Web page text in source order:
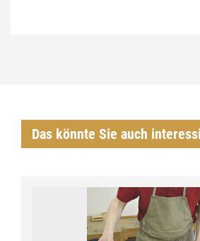
Das könnte Sie auch